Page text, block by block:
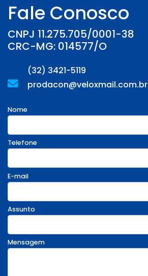
Fale Conosco
CNPJ 11.275.705/0001-38
CRC-MG: 014577/O
(32) 3421-5119
prodacon@veloxmail.com.br
Nome
Telefone
E-mail
Assunto
Mensagem